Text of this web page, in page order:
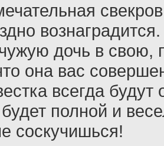
дочь в свою,
она вас
всегда будут
полной и
соскучишься!